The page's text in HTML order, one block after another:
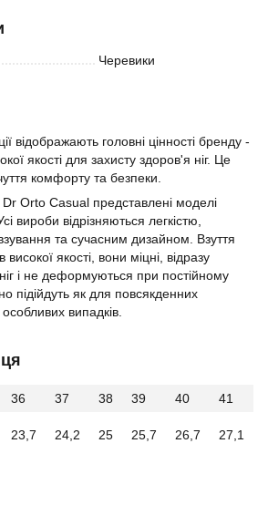
Черевики
відображають головні цінності бренду -
якості для захисту здоров'я ніг. Це
комфорту та безпеки.
Dr Orto Casual представлені моделі
вироби відрізняються легкістю,
та сучасним дизайном. Взуття
якості, вони міцні, відразу
і не деформуються при постійному
підійдуть як для повсякденних
випадків.
36 37 38 39 40
41
23,7 24,2 25 25,7 26,7 27,1